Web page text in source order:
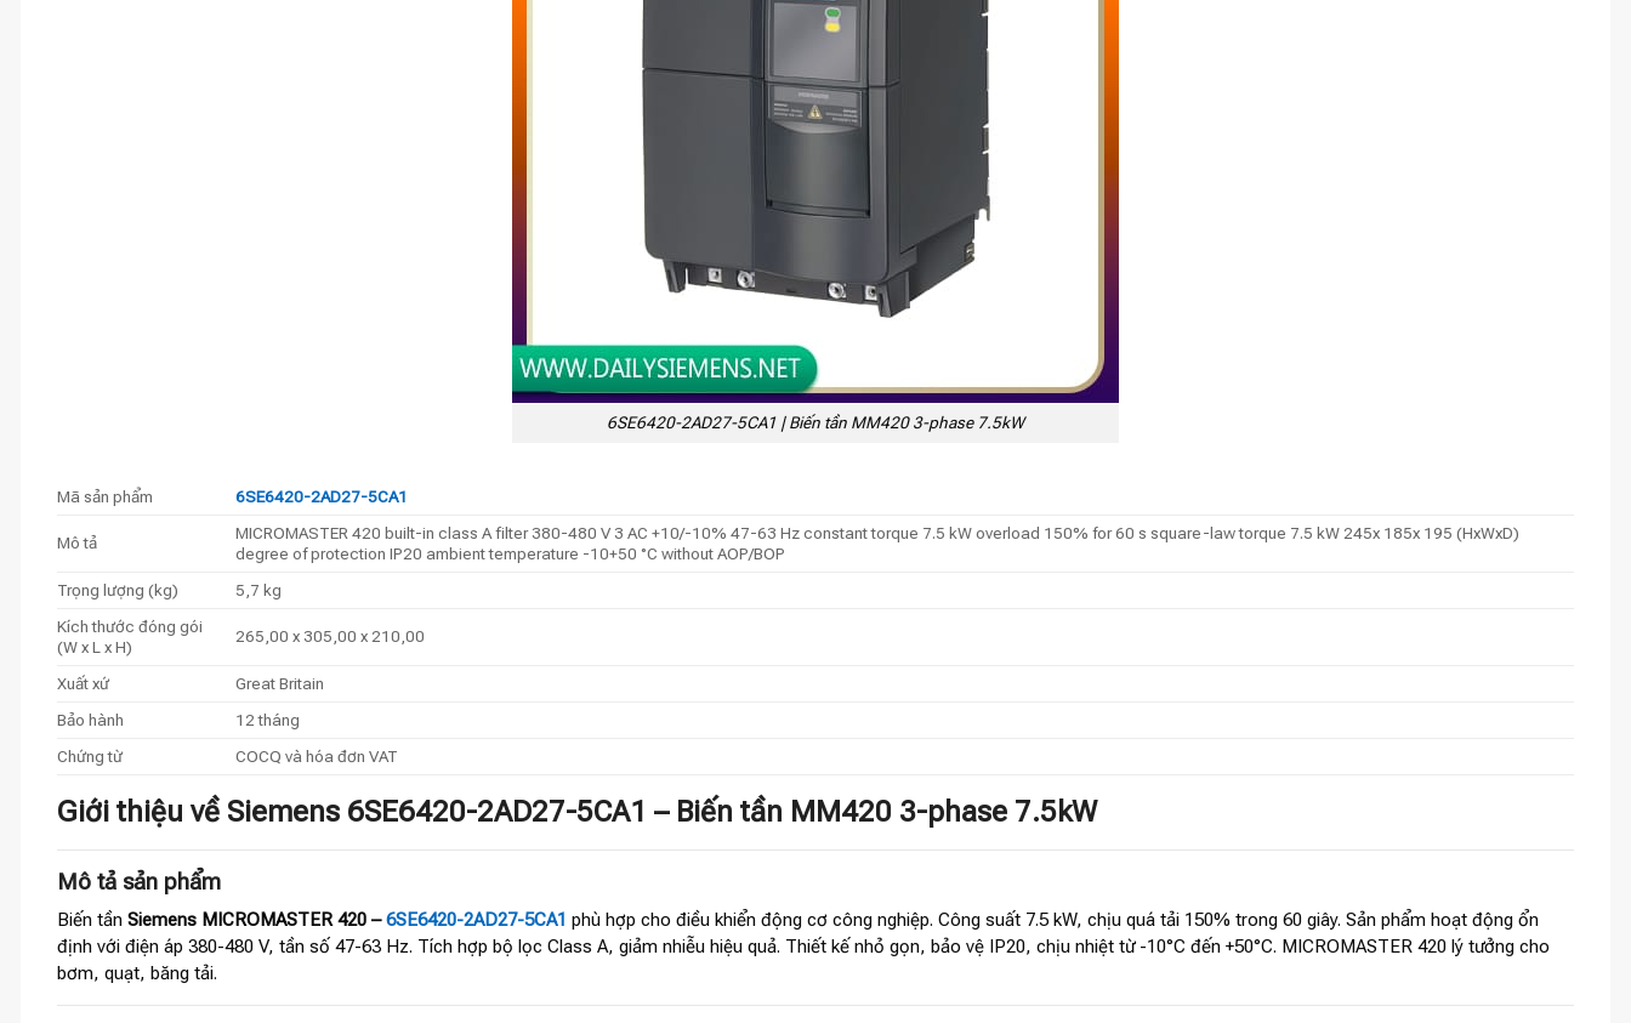
6SE6420-2AD27-5CA1 | Biến tần MM420 3-phase 7.5kW
Mã sản phẩm 6SE6420-2AD27-5CA1
Mô tả
MICROMASTER 420 built-in class A filter 380-480 V 3 AC +10/-10% 47-63 Hz constant torque 7.5 kW overload 150% for 60 s square-law torque 7.5 kW 245x 185x 195 (HxWxD)
degree of protection IP20 ambient temperature -10+50 °C without AOP/BOP
Trọng lượng (kg)
5,7 kg
Kích thước đóng gói
(W x L x H)
265,00 x 305,00 x 210,00
Xuất xứ
Great Britain
Bảo hành
12 tháng
Chứng từ
COCQ và hóa đơn VAT
Giới thiệu về Siemens 6SE6420-2AD27-5CA1 – Biến tần MM420 3-phase 7.5kW
Mô tả sản phẩm
Biến tần Siemens MICROMASTER 420 –6SE6420-2AD27-5CA1 phù hợp cho điều khiển động cơ công nghiệp. Công suất 7.5 kW, chịu quá tải 150% trong 60 giây. Sản phẩm hoạt động ổn
định với điện áp 380-480 V, tần số 47-63 Hz. Tích hợp bộ lọc Class A, giảm nhiễu hiệu quả. Thiết kế nhỏ gọn, bảo vệ IP20, chịu nhiệt từ -10°C đến +50°C. MICROMASTER 420 lý tưởng cho
bơm, quạt, băng tải.